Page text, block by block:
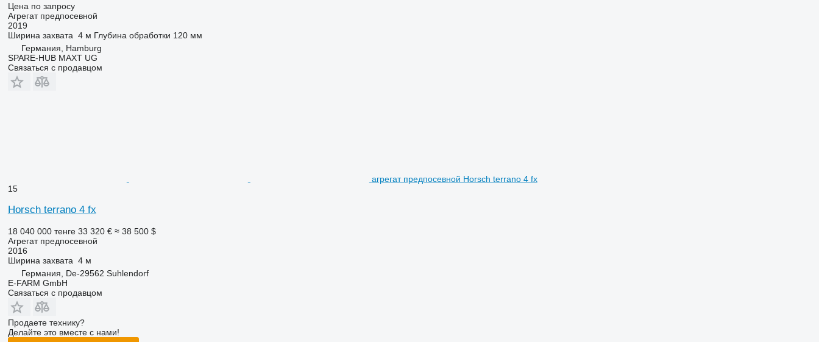
Цена по запросу
Агрегат предпосевной
2019
Ширина захвата 4 м Глубина обработки 120 мм
Германия, Hamburg
SPARE-HUB MAXT UG
Связаться с продавцом
агрегат предпосевной Horsch terrano 4 fx
15
Horsch terrano 4 fx
18 040 000 тенге 33 320 € ≈ 38 500 $
Агрегат предпосевной
2016
Ширина захвата 4 м
Германия, De-29562 Suhlendorf
E-FARM GmbH
Связаться с продавцом
Продаете технику?
Делайте это вместе с нами!